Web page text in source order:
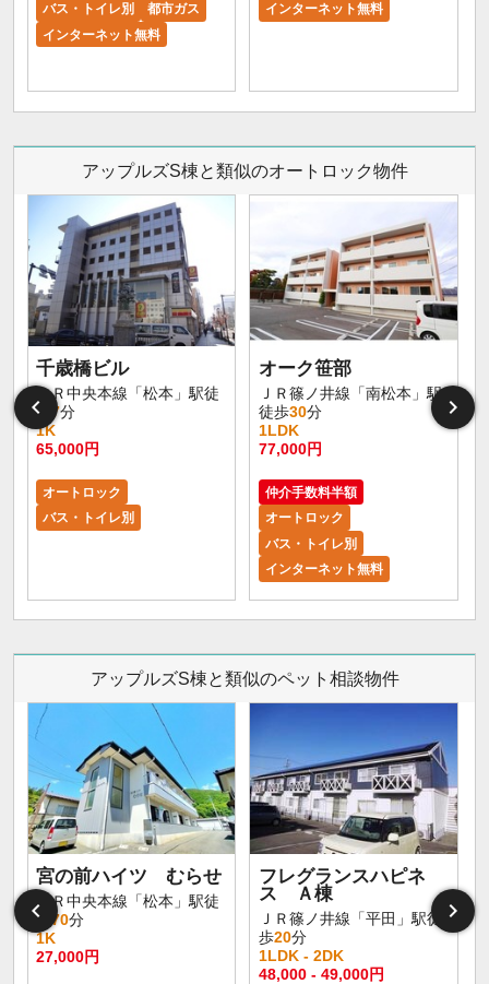
バス・トイレ別
都市ガス
インターネット無料
インターネット無料
アップルズS棟と類似のオートロック物件
千歳橋ビル
ＪＲ中央本線「松本」駅徒
歩
7分
1K
65,000円
オートロック
バス・トイレ別
オーク笹部
ＪＲ篠ノ井線「南松本」駅
徒歩30分
1LDK
77,000円
仲介手数料半額
オートロック
バス・トイレ別
インターネット無料
アップルズS棟と類似のペット相談物件
宮の前ハイツ むらせ
ＪＲ中央本線「松本」駅徒
歩
70分
1K
27,000円
フレグランスハピネ
ス Ａ棟
ＪＲ篠ノ井線「平田」駅徒
歩20分
1LDK - 2DK
48,000 - 49,000円